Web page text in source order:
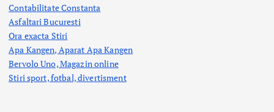
Contabilitate Constanta
Asfaltari Bucuresti
Ora exacta Stiri
Apa Kangen, Aparat Apa Kangen
Bervolo Uno, Magazin online
Stiri sport, fotbal,divertisment